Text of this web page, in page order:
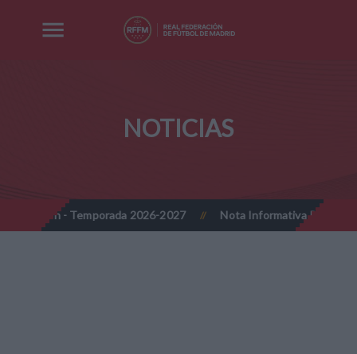
NOTICIAS
2026-2027 // Nota Informativa RFFM - Implantación